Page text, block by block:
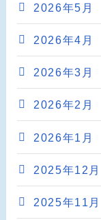
2026年5月
2026年4月
2026年3月
2026年2月
2026年1月
2025年12月
2025年11月